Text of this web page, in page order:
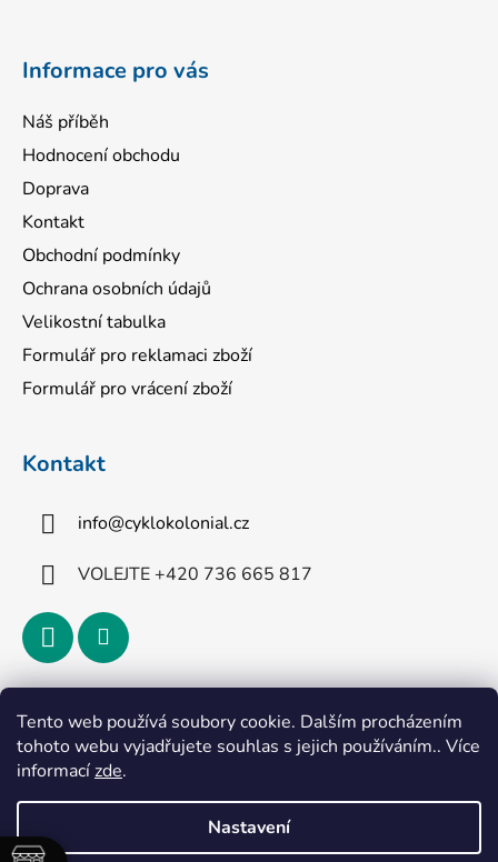
Tento web používá soubory cookie. Dalším procházením
tohoto webu vyjadřujete souhlas s jejich používáním.. Více
informacízde.
Nastavení
Informace pro vás
Náš příběh
Hodnocení obchodu
Doprava
Kontakt
Obchodní podmínky
Ochrana osobních údajů
Velikostní tabulka
Formulář pro reklamaci zboží
Formulář pro vrácení zboží
Kontakt
info@cyklokolonial.cz
VOLEJTE +420 736 665 817
Přijímáme online platby